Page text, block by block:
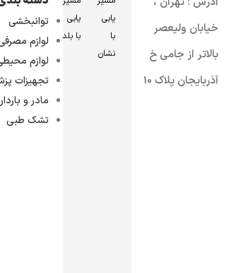
خیابان ولیعصر
بالاتر از جامی خ
آذربایجان پلاک 10
یابی
با
نشان
یابی
با بلد
توانبخشی
لوازم
لوازم
تجهیزات
مادر و
تشک طبی